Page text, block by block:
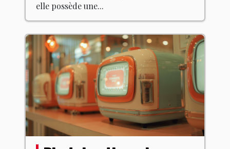
elle possède une...